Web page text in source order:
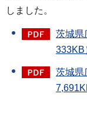
しました。
茨城県
333KB
茨城県